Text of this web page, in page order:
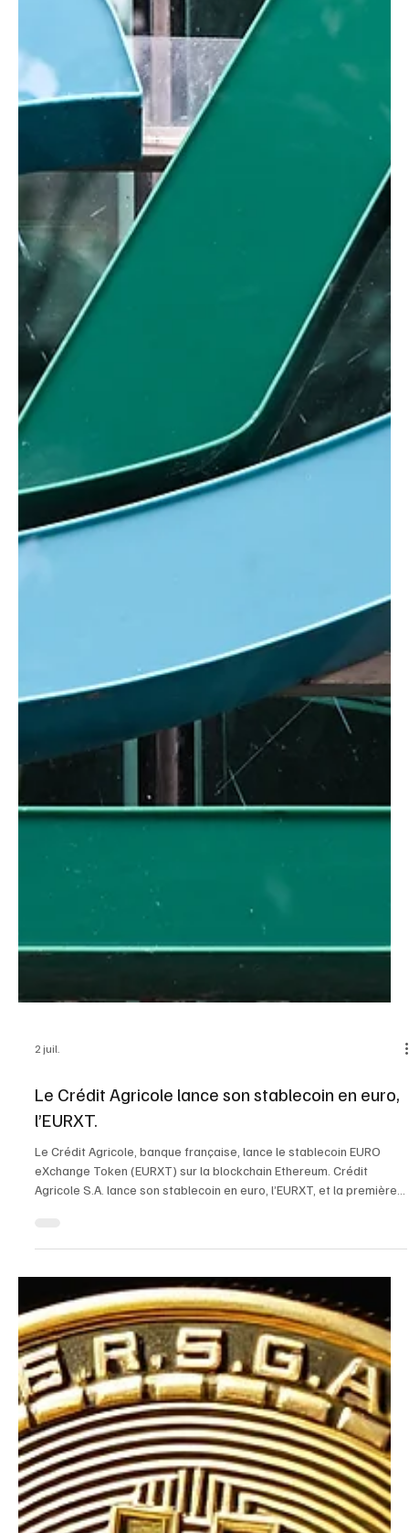
crypto, représente une étape majeure dans l’intégration des actifs
numériques au système financier américain. Circle a obtenu
l’approbation finale de l’Office of the Comptroller of the Currency
(OCC) pour créer First
2 juil.
Le Crédit Agricole lance son stablecoin en euro,
l’EURXT.
Le Crédit Agricole, banque française, lance le stablecoin EURO